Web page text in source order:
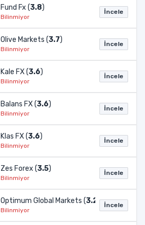
Fund Fx (3.8)
Bilinmiyor
İncele
Olive Markets (3.7)
Bilinmiyor
İncele
Kale FX (3.6)
Bilinmiyor
İncele
Balans FX (3.6)
Bilinmiyor
İncele
Klas FX (3.6)
Bilinmiyor
İncele
Zes Forex (3.5)
Bilinmiyor
İncele
Optimum Global Markets (3.2 )
Bilinmiyor
İncele